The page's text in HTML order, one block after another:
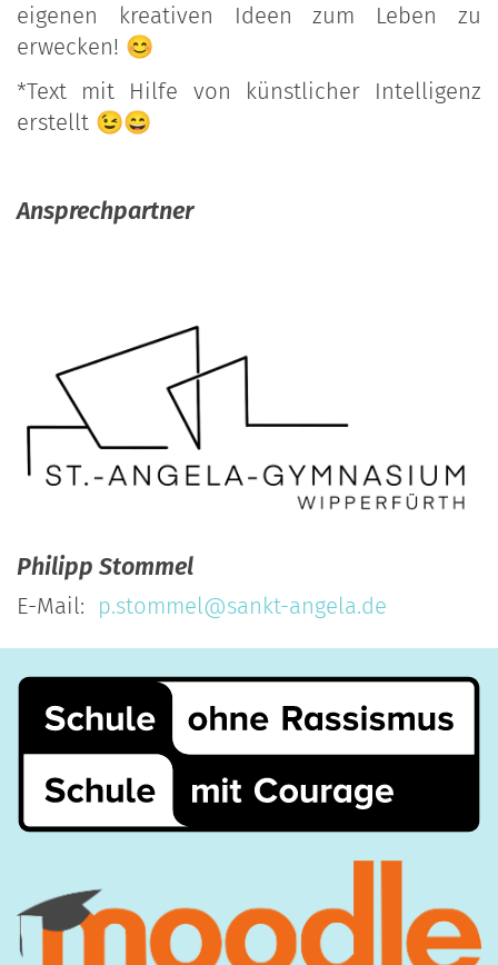
eigenen kreativen Ideen zum Leben zu
erwecken! 😊
*Text mit Hilfe von künstlicher Intelligenz
erstellt 😉😄
Ansprechpartner
Philipp Stommel
E-Mail: p.stommel@sankt-angela.de